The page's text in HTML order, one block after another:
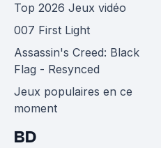
Top 2026 Jeux vidéo
007 First Light
Assassin's Creed: Black
Flag - Resynced
Jeux populaires en ce
moment
BD